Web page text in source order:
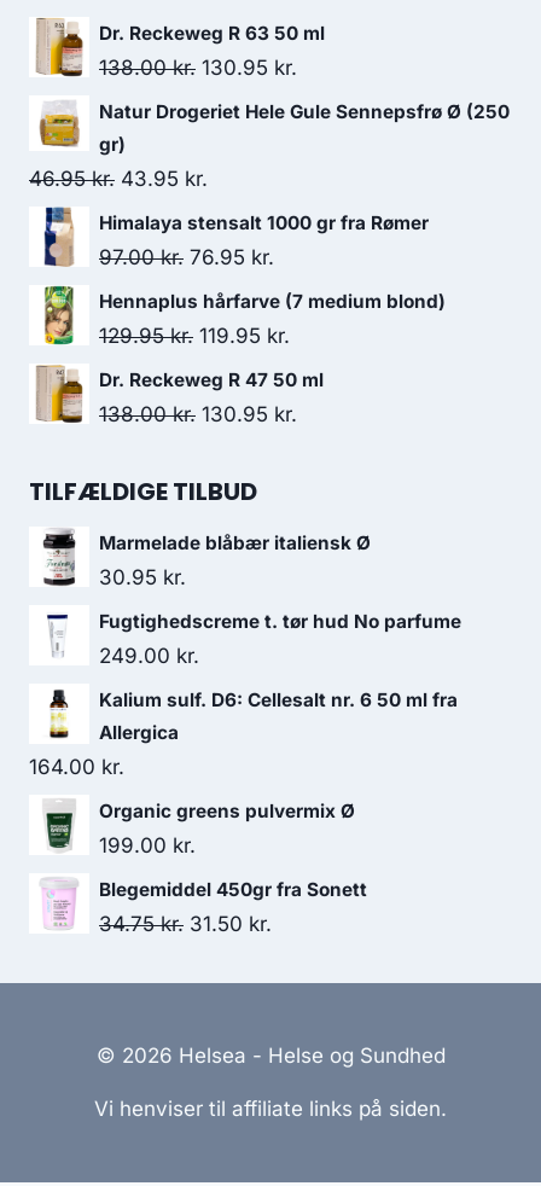
Dr. Reckeweg R 63 50 ml
138.00kr. Den
oprindelige
var:
138.00 kr..
130.95 kr.
aktuelle
130.95 kr..
Natur Drogeriet Hele Gule Sennepsfrø Ø (250
gr)
46.95kr. Den
oprindelige
pris
46.95 kr..
43.95 kr.
aktuelle
pris
43.95 kr..
Himalaya stensalt 1000 gr fra Rømer
97.00kr. Den
oprindelige
pris
97.00 kr..
76.95 kr.
aktuelle
pris
76.95 kr..
Hennaplus hårfarve (7 medium blond)
129.95kr. Den
oprindelige
pris
129.95 kr..
119.95 kr.
aktuelle
pris
Dr. Reckeweg R 47 50 ml
138.00kr. Den
pris
138.00 kr..
130.95 kr.
130.95 kr..
TILFÆLDIGE TILBUD
Marmelade blåbær italiensk Ø
30.95 kr.
Fugtighedscreme t. tør hud No parfume
249.00 kr.
Kalium sulf. D6: Cellesalt nr. 6 50 ml fra
Allergica
164.00 kr.
Organic greens pulvermix Ø
199.00 kr.
Blegemiddel 450gr fra Sonett
34.75kr. Den
34.75 kr..
31.50 kr.
31.50 kr..
© 2026 Helsea - Helse og Sundhed
Vi henviser til affiliate links på siden.